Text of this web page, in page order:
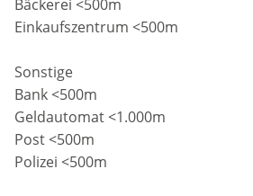
Bäckerei <500m
Einkaufszentrum <500m
Sonstige
Bank <500m
Geldautomat <1.000m
Post <500m
Polizei <500m